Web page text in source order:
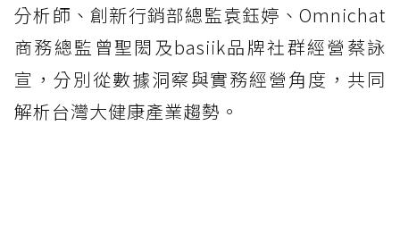
分析師、創新行銷部總監袁鈺婷、Omnichat
商務總監曾聖閎及basiik品牌社群經營蔡詠
宣，分別從數據洞察與實務經營角度，共同
解析台灣大健康產業趨勢。